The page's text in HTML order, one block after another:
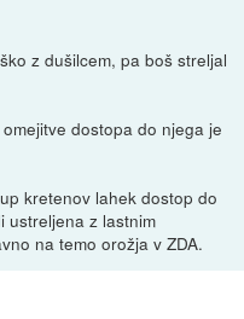
z dušilcem, pa boš streljal
dostopa do njega je
kretenov lahek dostop do
ustreljena z lastnim
na temo orožja v ZDA.